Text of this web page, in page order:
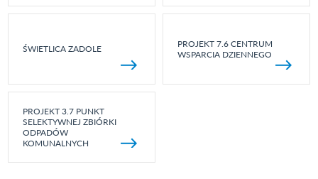
ŚWIETLICA ZADOLE
PROJEKT 7.6 CENTRUM
WSPARCIA DZIENNEGO
PROJEKT 3.7 PUNKT
SELEKTYWNEJ ZBIÓRKI
ODPADÓW
KOMUNALNYCH